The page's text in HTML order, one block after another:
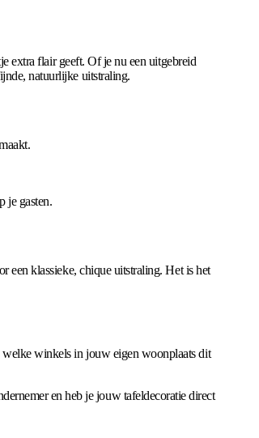
extra flair geeft. Of je nu een uitgebreid
natuurlijke uitstraling.
je gasten.
een klassieke, chique uitstraling. Het is het
winkels in jouw eigen woonplaats dit
en heb je jouw tafeldecoratie direct